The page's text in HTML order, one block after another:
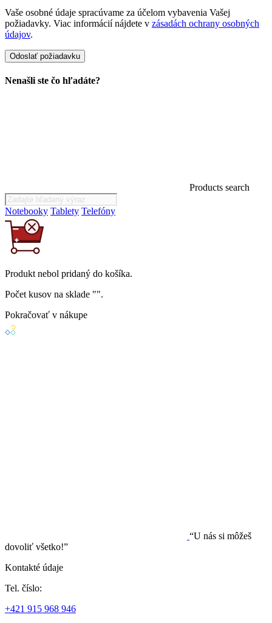
Vaše osobné údaje spracúvame za účelom vybavenia Vašej
požiadavky. Viac informácií nájdete v zásadách ochrany osobných
údajov.
Nenašli ste čo hľadáte?
Products search
Notebooky Tablety Telefóny
Produkt nebol pridaný do košíka.
Počet kusov na sklade "".
Pokračovať v nákupe
“U nás si môžeš
dovoliť všetko!”
Kontakté údaje
Tel. číslo:
+421 915 968 946